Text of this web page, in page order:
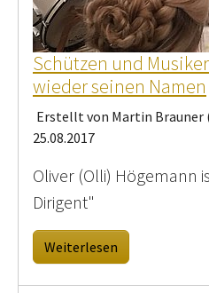
Schützen und
wieder seinen Namen
Erstellt von Martin Brauner
25.08.2017
Oliver (Olli) Högemann
Dirigent"
Weiterlesen